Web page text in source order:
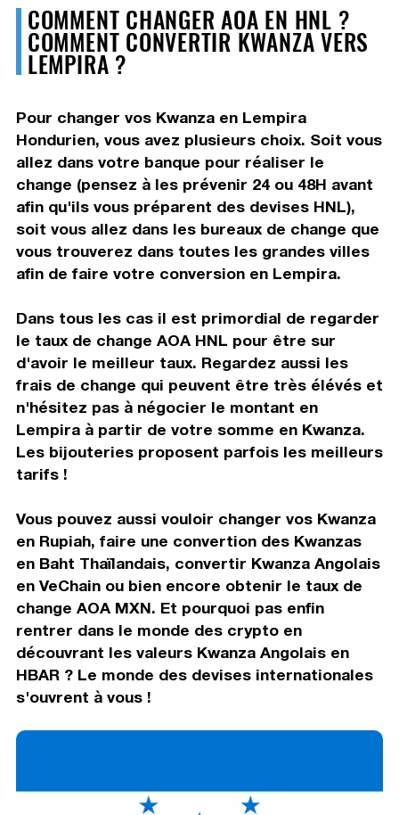
COMMENT CHANGER AOA EN HNL ?
COMMENT CONVERTIR KWANZA VERS
LEMPIRA ?
Pour changer vos Kwanza en Lempira
Hondurien, vous avez plusieurs choix. Soit vous
allez dans votre banque pour réaliser le
change (pensez à les prévenir 24 ou 48H avant
afin qu'ils vous préparent des devises HNL),
soit vous allez dans les bureaux de change que
vous trouverez dans toutes les grandes villes
afin de faire votre conversion en Lempira.
Dans tous les cas il est primordial de regarder
le taux de change AOA HNL pour être sur
d'avoir le meilleur taux. Regardez aussi les
frais de change qui peuvent être très élévés et
n'hésitez pas à négocier le montant en
Lempira à partir de votre somme en Kwanza.
Les bijouteries proposent parfois les meilleurs
tarifs !
Vous pouvez aussi vouloir changer vos Kwanza
en Rupiah, faire une convertion des Kwanzas
en Baht Thaïlandais, convertir Kwanza Angolais
en VeChain ou bien encore obtenir le taux de
change AOA MXN. Et pourquoi pas enfin
rentrer dans le monde des crypto en
découvrant les valeurs Kwanza Angolais en
HBAR ? Le monde des devises internationales
s'ouvrent à vous !